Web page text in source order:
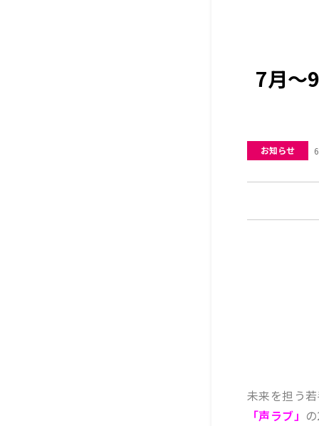
7月〜
お知らせ
未来を担う
「声ラブ」